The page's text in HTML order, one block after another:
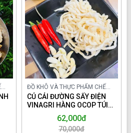
ĐỒ KHÔ VÀ THỰC PHẨM CHẾ
BIẾN TRONG NƯỚC
CỦ CẢI ĐƯỜNG SẤY ĐIỆN
VINAGRI HÀNG OCOP TÚI
62,000đ
70,000đ